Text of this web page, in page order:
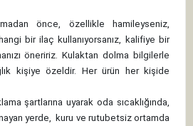
önce, özellikle hamileyseniz,
bir ilaç kullanıyorsanız, kalifiye bir
öneririz. Kulaktan dolma bilgilerle
kişiye özeldir. Her ürün her kişide
şartlarına uyarak oda sıcaklığında,
yerde, kuru ve rutubetsiz ortamda